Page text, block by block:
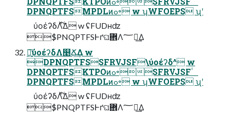
DPNQPTFSMPDLͷߋ৽ w ʮWFOEPS ʯʹ
ύοέʔδΛ࣋ͬͯ͘Δ w ʢFUDʜʣ
$PNQPTFSͰґଘؔ܎Λ؅ཧ͢Δ
৽͍͠ύοέʔδΛ௥Ճ͢Δ w
DPNQPTFSSFRVJSF\ύοέʔδ^ w
DPNQPTFSKTPOͷߋ৽SFRVJSF۟
DPNQPTFSMPDLͷߋ৽ w ʮWFOEPS ʯʹ
ύοέʔδΛ࣋ͬͯ͘Δ w ʢFUDʜʣ
$PNQPTFSͰґଘؔ܎Λ؅ཧ͢Δ